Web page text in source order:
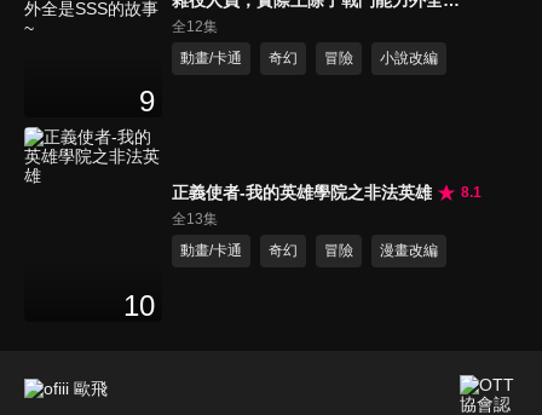
9
SSS的故事~
全12集
動畫/卡通
奇幻 冒險 小說改編
10
正義使者-我的英雄學院之非法英雄
8.1
全13集
動畫/卡通
奇幻 冒險 漫畫改編